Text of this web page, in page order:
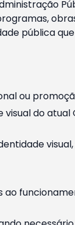
pública
ou
do atual